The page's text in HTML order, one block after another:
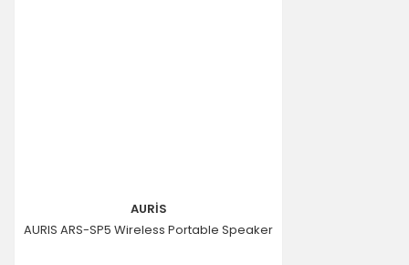
AURİS
AURIS ARS-SP5 Wireless Portable Speaker